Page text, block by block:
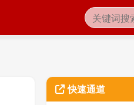
快速通道